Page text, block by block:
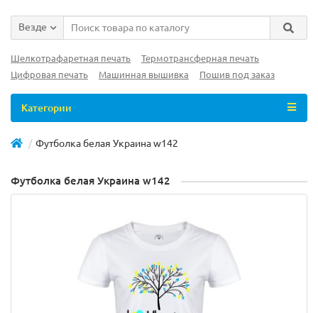
Везде
Шелкотрафаретная печать
Термотрансферная печать
Цифровая печать
Машинная вышивка Пошив под заказ
Категории
Футболка белая Украина w142
Футболка белая Украина w142